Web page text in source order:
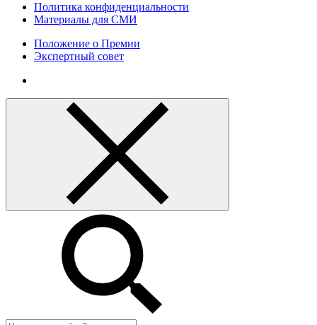
Политика конфиденциальности
Материалы для СМИ
Положение о Премии
Экспертный совет